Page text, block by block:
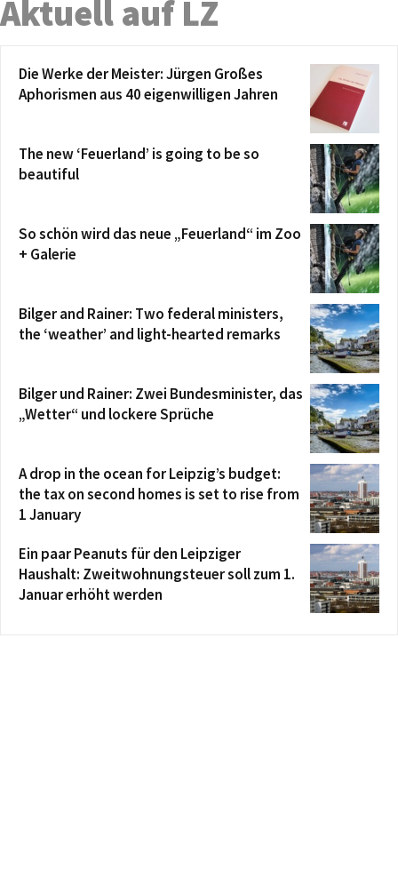
Aktuell auf LZ
Die Werke der Meister: Jürgen Großes
Aphorismen aus 40 eigenwilligen Jahren
The new ‘Feuerland’ is going to be so
beautiful
So schön wird das neue „Feuerland“ im Zoo
+ Galerie
Bilger and Rainer: Two federal ministers,
the ‘weather’ and light-hearted remarks
Bilger und Rainer: Zwei Bundesminister, das
„Wetter“ und lockere Sprüche
A drop in the ocean for Leipzig’s budget:
the tax on second homes is set to rise from
1 January
Ein paar Peanuts für den Leipziger
Haushalt: Zweitwohnungsteuer soll zum 1.
Januar erhöht werden